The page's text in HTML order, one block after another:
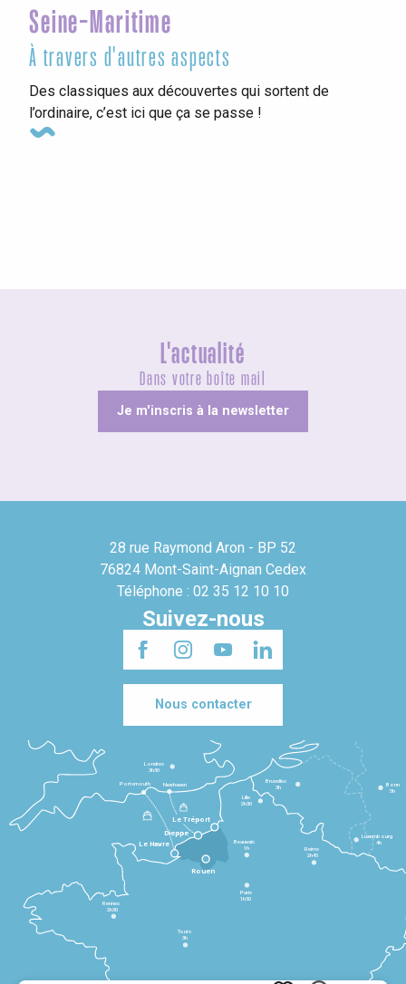
Seine-Maritime
À travers d'autres aspects
Des classiques aux découvertes qui sortent de
l’ordinaire, c’est ici que ça se passe !
L'actualité
Dans votre boîte mail
Je m'inscris à la newsletter
28 rue Raymond Aron - BP 52
76824 Mont-Saint-Aignan Cedex
Téléphone : 02 35 12 10 10
Suivez-nous
Nous contacter
Le Havre
Dieppe
Le Tréport
Rennes
2h30
Tours
3h
Paris
1h30
Beauvais
1h
Reims
2h45
Lille
2h30
Bruxelles
3h
Londres
3h30
Newhaven
Portsmouth
Bonn
5h
Luxembourg
4h
Rouen